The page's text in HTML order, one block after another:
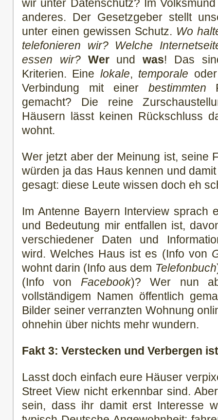
wir unter Datenschutz? Im
anderes. Der Gesetzgeber stellt
unter einen gewissen Schutz. Wo
telefonieren wir? Welche
essen wir? Werundwas! Das
Kriterien. Eine lokale, temporale
Verbindung mit einer bestimmten
gemacht? Die reine
Häusern lässt keinen Rückschluss
wohnt.
Wer jetzt aber der Meinung ist, seine
würden ja das Haus kennen und
gesagt: diese Leute wissen doch eh
Im Antenne Bayern Interview sprach
und Bedeutung mir entfallen ist,
verschiedener Daten und
wird. Welches Haus ist es (Info von
wohnt darin (Info aus dem Telefonbuch
(Info von Facebook)? Wer nun
vollständigem Namen öffentlich
Bilder seiner verranzten Wohnung
ohnehin über nichts mehr wundern.
Fakt 3: Verstecken und Verbergen
Lasst doch einfach eure Häuser
Street View nicht erkennbar sind.
sein, dass ihr damit erst Interesse